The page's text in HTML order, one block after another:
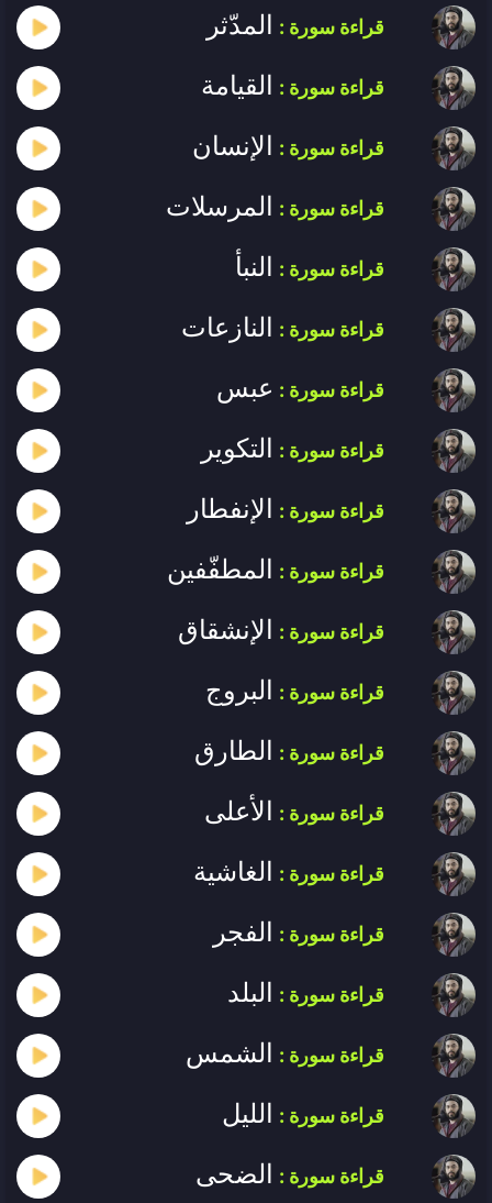
قراءة سورة : المدّثر
قراءة سورة : القيامة
قراءة سورة : الإنسان
قراءة سورة : المرسلات
قراءة سورة : النبأ
قراءة سورة : النازعات
قراءة سورة : عبس
قراءة سورة : التكوير
قراءة سورة : الإنفطار
قراءة سورة : المطفّفين
قراءة سورة : الإنشقاق
قراءة سورة : البروج
قراءة سورة : الطارق
قراءة سورة : الأعلى
قراءة سورة : الغاشية
قراءة سورة : الفجر
قراءة سورة : البلد
قراءة سورة : الشمس
قراءة سورة : الليل
قراءة سورة : الضحى